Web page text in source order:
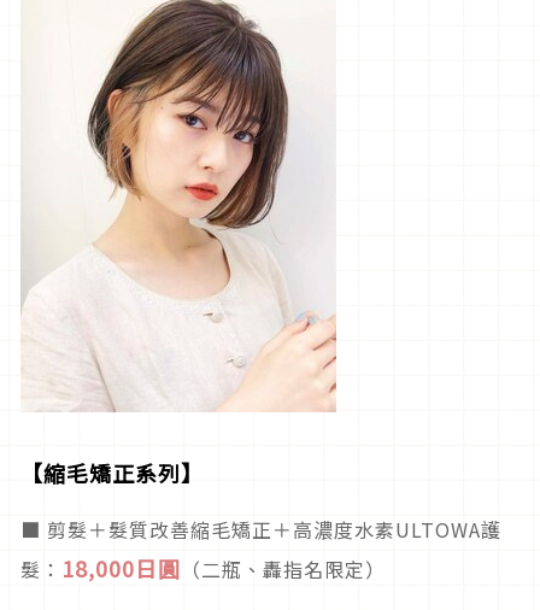
【縮毛矯正系列】
■ 剪髮＋髮質改善縮毛矯正＋高濃度水素ULTOWA護
髮： 18,000日圓 （二瓶、轟指名限定）